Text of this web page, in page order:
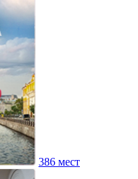
386 мест